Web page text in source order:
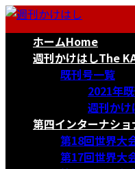
コ
ナ
ホームHome
週刊かけはしThe
既刊号一覧
2021年
週刊かけ
第四インターナショ
第18回世界大
第17回世界大